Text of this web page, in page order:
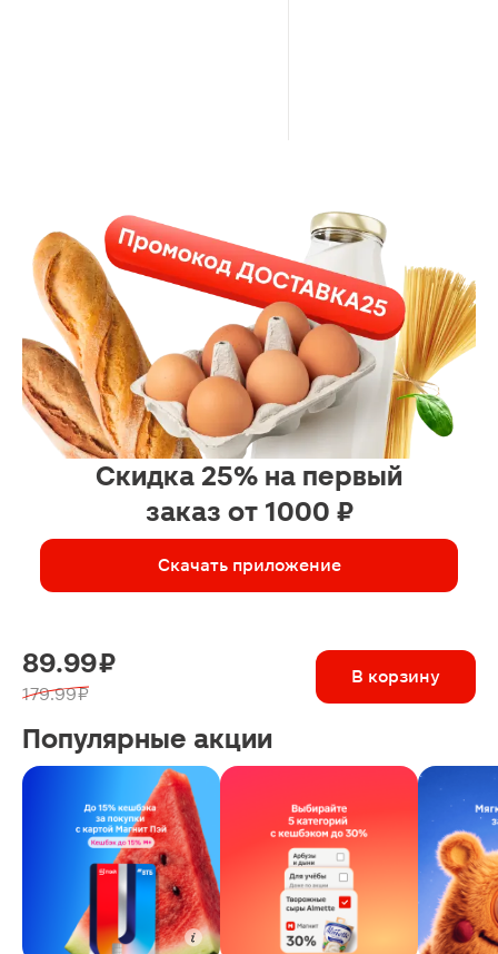
Скидка 25% на первый
заказ от 1000 ₽
Скачать приложение
89.99 ₽
179.99 ₽
В корзину
Популярные акции